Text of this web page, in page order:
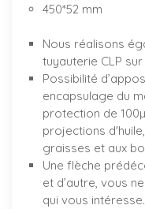
450*52 mm
Nous réalisons
tuyauterie CLP
Possibilité
encapsulage du
protection de
projections
graisses et aux
Une flèche
et d’autre, vous
qui vous intéresse.